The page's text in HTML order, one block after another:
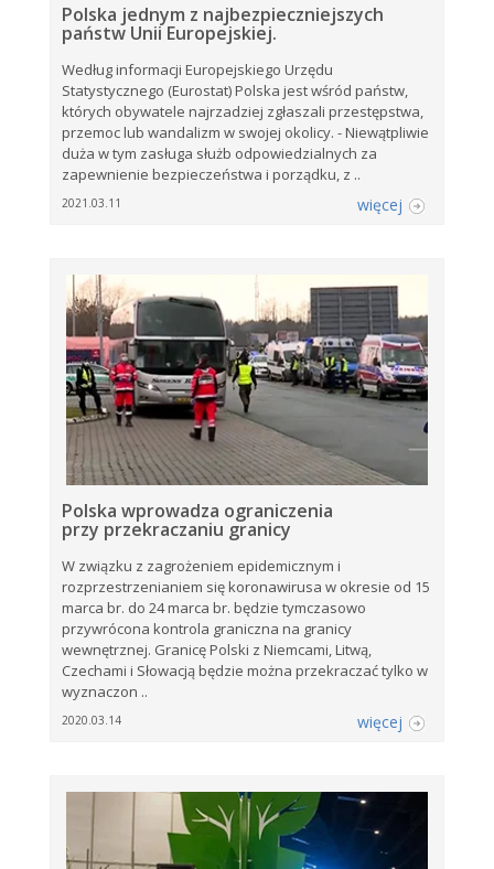
Polska jednym z najbezpieczniejszych
państw Unii Europejskiej.
Według informacji Europejskiego Urzędu
Statystycznego (Eurostat) Polska jest wśród państw,
których obywatele najrzadziej zgłaszali przestępstwa,
przemoc lub wandalizm w swojej okolicy. - Niewątpliwie
duża w tym zasługa służb odpowiedzialnych za
zapewnienie bezpieczeństwa i porządku, z ..
2021.03.11 więcej
Polska wprowadza ograniczenia
przy przekraczaniu granicy
W związku z zagrożeniem epidemicznym i
rozprzestrzenianiem się koronawirusa w okresie od 15
marca br. do 24 marca br. będzie tymczasowo
przywrócona kontrola graniczna na granicy
wewnętrznej. Granicę Polski z Niemcami, Litwą,
Czechami i Słowacją będzie można przekraczać tylko w
wyznaczon ..
2020.03.14 więcej